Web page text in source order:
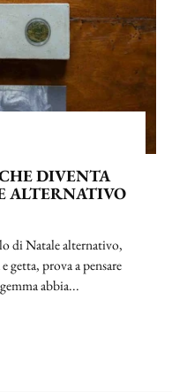
DIVENTA
ALTERNATIVO
di Natale alternativo,
getta, prova a pensare
abbia...